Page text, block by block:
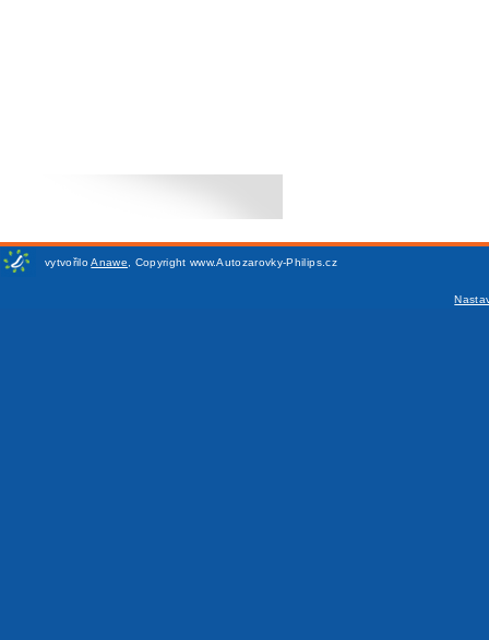
vytvořiloAnawe Copyright www.Autozarovky-Philips.cz